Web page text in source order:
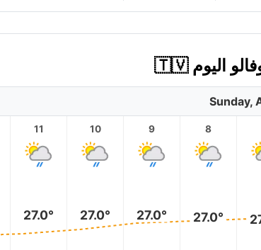
Sunday,
8
27.0°
9
27.0°
10
27.0°
11
27.0°